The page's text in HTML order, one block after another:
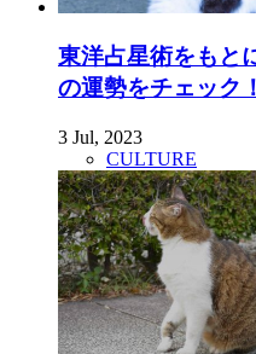
東洋占星術をもと
の運勢をチェック！
3 Jul, 2023
CULTURE